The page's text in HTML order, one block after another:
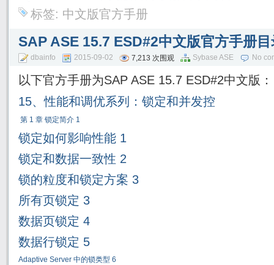
标签: 中文版官方手册
SAP ASE 15.7 ESD#2中文版官方手册
dbainfo 2015-09-02 7,213 次围观 Sybase ASE No
以下官方手册为SAP ASE 15.7 ESD#2中文版：
15、性能和调优系列：锁定和并发控
第 1 章 锁定简介 1
锁定如何影响性能 1
锁定和数据一致性 2
锁的粒度和锁定方案 3
所有页锁定 3
数据页锁定 4
数据行锁定 5
Adaptive Server 中的锁类型 6